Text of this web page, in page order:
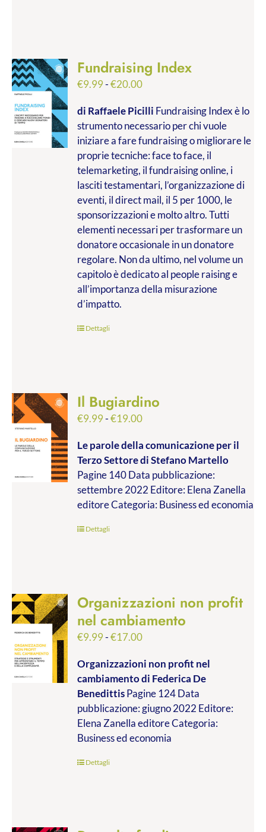
Fundraising Index
€9.99-€20.00Fascia
prezzo:
da
€9.99
a
€20.00
di Raffaele Picilli Fundraising Index è lo
strumento necessario per chi vuole
iniziare a fare fundraising o migliorare le
proprie tecniche: face to face, il
telemarketing, il fundraising online, i
lasciti testamentari, l’organizzazione di
eventi, il direct mail, il 5 per 1000, le
sponsorizzazioni e molto altro. Tutti
elementi necessari per trasformare un
donatore occasionale in un donatore
regolare. Non da ultimo, nel volume un
capitolo è dedicato al people raising e
all’importanza della misurazione
d’impatto.
Dettagli
Il Bugiardino
€9.99-€19.00Fascia
prezzo:
da
€9.99
a
€19.00
Le parole della comunicazione per il
Terzo Settoredi Stefano Martello
Pagine 140 Data pubblicazione:
settembre 2022 Editore: Elena Zanella
editore Categoria: Business ed economia
Dettagli
Organizzazioni non profit
nel cambiamento
€9.99-€17.00Fascia
prezzo:
da
€9.99
a
€17.00
Organizzazioni non profit nel
cambiamentodi Federica De
BenedittisPagine 124 Data
pubblicazione: giugno 2022 Editore:
Elena Zanella editore Categoria:
Business ed economia
Dettagli